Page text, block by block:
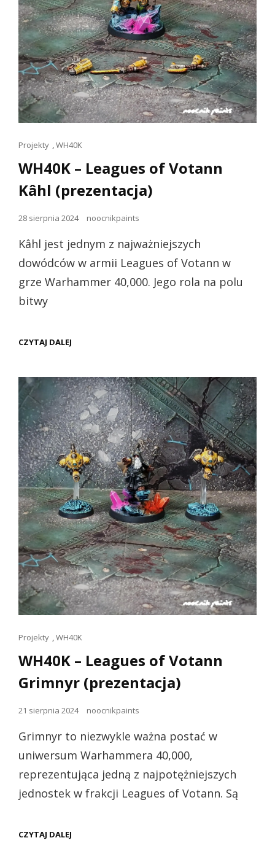
Linki
kotów
Projekty ,WH40K
WH40K – Leagues of Votann
Kâhl (prezentacja)
Opublikowano
28 sierpnia 2024 noocnikpaints
Kâhl jest jednym z najważniejszych
dowódców w armii Leagues of Votann w
grze Warhammer 40,000. Jego rola na polu
bitwy
CZYTAJ DALEJ
VOTANN
KÂHL
(PREZENTACJA)
Linki
kotów
Projekty ,WH40K
WH40K – Leagues of Votann
Grimnyr (prezentacja)
Opublikowano
21 sierpnia 2024 noocnikpaints
Grimnyr to niezwykle ważna postać w
uniwersum Warhammera 40,000,
reprezentująca jedną z najpotężniejszych
jednostek w frakcji Leagues of Votann. Są
CZYTAJ DALEJ